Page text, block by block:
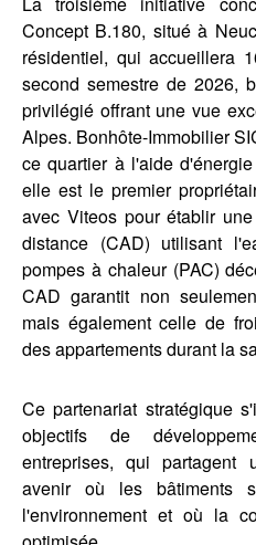
Concept B.180, situé à
résidentiel, qui accueillera
second semestre de 2026,
privilégié offrant une vue
Alpes. Bonhôte-Immobilier
ce quartier à l'aide
elle est le premier
avec Viteos pour établir
distance (CAD) utilisant
pompes à chaleur (PAC)
CAD garantit non
mais également celle de
des appartements durant la
Ce partenariat stratégique
objectifs de
entreprises, qui partagent
avenir où les bâtiments
l'environnement et où la